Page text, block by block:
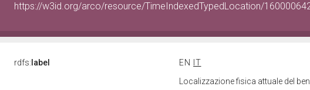
https://w3id.org/arco/resource/TimeIndexedTypedLocation/
rdfs: label EN
IT
Localizzazione fisica attuale del